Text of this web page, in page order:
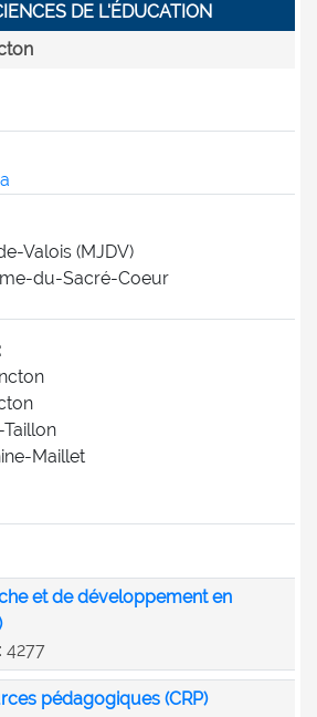
DE L'ÉDUCATION
Valois (MJDV)
du-Sacré-Coeur
Maillet
et de développement en
4277
pédagogiques (CRP)